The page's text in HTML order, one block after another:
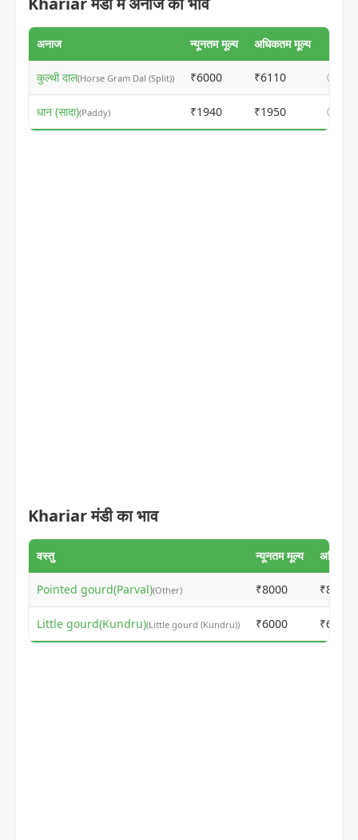
अनाज न्यूनतम मूल्य अधिकतम मूल्य
कुल्थी दाल(Horse Gram Dal (Split)) ₹6000 ₹6110 ⓘ
धान (सादा)(Paddy) ₹1940 ₹1950 ⓘ
Khariar मंडी का भाव
वस्तु न्यूनतम मूल्य
Pointed gourd(Parval)(Other) ₹8000 ₹8010
Little gourd(Kundru)(Little gourd (Kundru)) ₹6000 ₹6010